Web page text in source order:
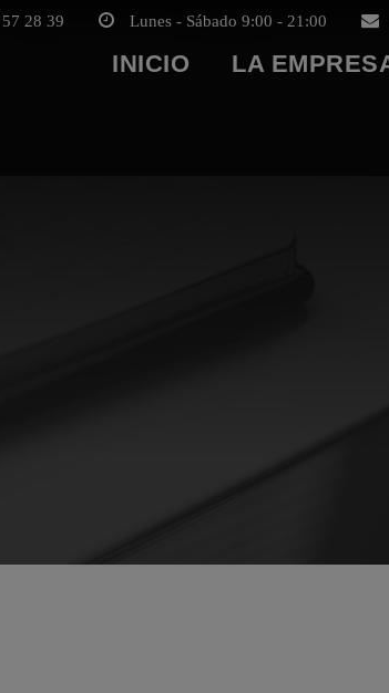
28 39 Lunes - Sábado 9:00 - 21:00
INICIO LA